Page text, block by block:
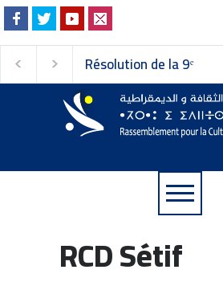
Résolution de la 9ᵉ
session du Conseil
national du
Rassemblement pour la
Culture et la
RCD Sétif